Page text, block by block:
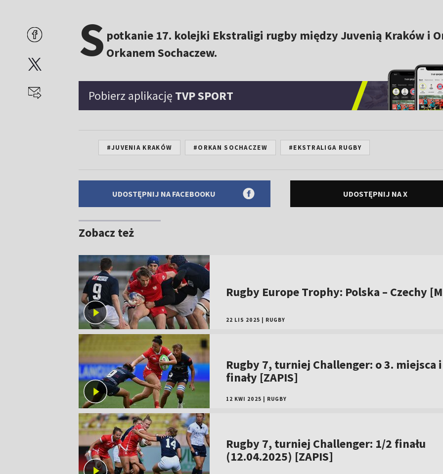
S potkanie 17. kolejki Ekstraligi rugby między Juvenią Kraków i
Orkanem Sochaczew.
Pobierz aplikację TVP SPORT
#JUVENIA KRAKÓW #ORKAN SOCHACZEW #EKSTRALIGA RUGBY
UDOSTĘPNIJ NA FACEBOOKU UDOSTĘPNIJ NA X
Zobacz też
Rugby Europe Trophy: Polska – Czechy
22 LIS 2025 RUGBY
Rugby 7, turniej Challenger: o 3. miejsca i
finały [ZAPIS]
12 KWI 2025 RUGBY
Rugby 7, turniej Challenger: 1/2 finału
(12.04.2025) [ZAPIS]